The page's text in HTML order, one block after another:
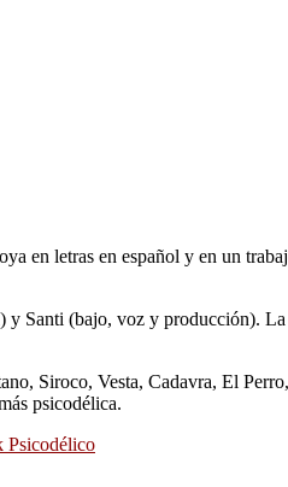
en letras en español y en un
Santi (bajo, voz y producción).
Siroco, Vesta, Cadavra, El
psicodélica.
Psicodélico